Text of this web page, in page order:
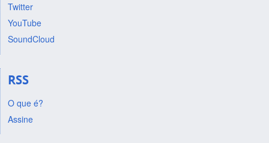
Twitter
YouTube
SoundCloud
RSS
O que é?
Assine